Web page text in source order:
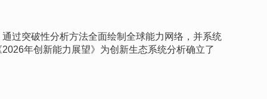
过突破性分析方法全面绘制全球能力网络，并系统
年创新能力展望》为创新生态系统分析确立了